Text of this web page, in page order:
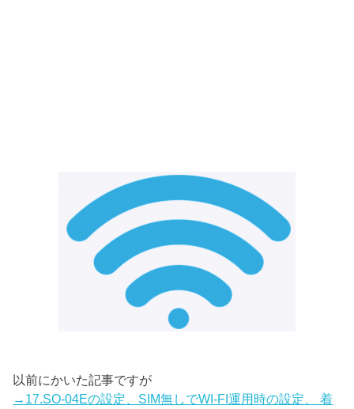
以前にかいた記事ですが
→17.SO-04Eの設定、SIM無しでWI-FI運用時の設定、 着